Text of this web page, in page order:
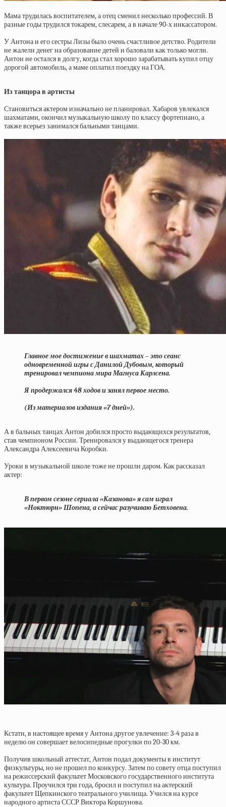
Мама трудилась воспитателем, а отец сменил несколько профессий. В
разные годы трудился токарем, слесарем, а в начале 90-х инкассатором.
У Антона и его сестры Лизы было очень счастливое детство. Родители
не жалели денег на образование детей и баловали как только могли.
Антон не остался в долгу, когда стал хорошо зарабатывать купил отцу
дорогой автомобиль, а маме оплатил поездку на ГОА.
Из танцора в артисты
Становиться актером изначально не планировал. Хабаров увлекался
шахматами, окончил музыкальную школу по классу фортепиано, а
также всерьез занимался бальными танцами.
Главное мое достижение в шахматах – это сеанс
одновременной игры с Данилой Дубовым, который
тренировал чемпиона мира Магнуса Карлсена.
Я продержался 48 ходов и занял первое место.
(Из материалов издания «7 дней»).
А в бальных танцах Антон добился просто выдающихся результатов,
став чемпионом России. Тренировался у выдающегося тренера
Александра Алексеевича Коробки.
Уроки в музыкальной школе тоже не прошли даром. Как рассказал
актер:
В первом сезоне сериала «Казанова» я сам играл
«Ноктюрн» Шопена, а сейчас разучиваю Бетховена.
Кстати, в настоящее время у Антона другое увлечение: 3-4 раза в
неделю он совершает велосипедные прогулки по 20-30 км.
Получив школьный аттестат, Антон подал документы в институт
физкультуры, но не прошел по конкурсу. Затем по совету отца поступил
на режиссерский факультет Московского государственного института
культура. Проучился три года, бросил и поступил на актерский
факультет Щепкинского театрального училища. Учился на курсе
народного артиста СССР Виктора Коршунова.